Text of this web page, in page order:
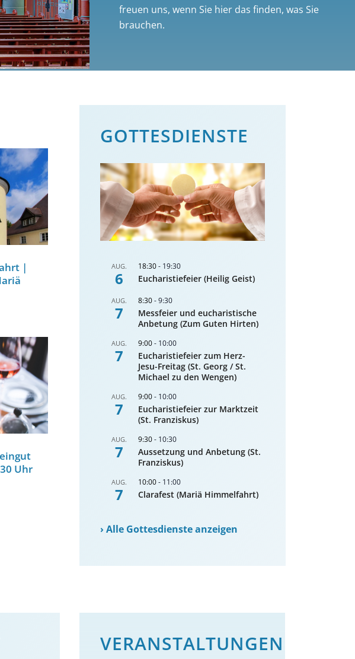
freuen uns, wenn Sie hier das finden, was Sie
brauchen.
|
Uhr
GOTTES­DIENSTE
AUG.
6
18:30- 19:30
Eucharistiefeier (Heilig Geist)
AUG.
7
8:30-9:30
Messfeier und eucharistische
Anbetung (Zum Guten Hirten)
AUG.
7
9:00- 10:00
Eucharistiefeier zum Herz-
Jesu-Freitag (St. Georg / St.
Michael zu den Wengen)
AUG.
7
9:00- 10:00
Eucharistiefeier zur Marktzeit
(St. Franziskus)
AUG.
7
9:30- 10:30
Aussetzung und Anbetung (St.
Franziskus)
AUG.
7
10:00- 11:00
Clarafest (Mariä Himmelfahrt)
›Alle Gottesdienste anzeigen
VERANSTALTUNGEN